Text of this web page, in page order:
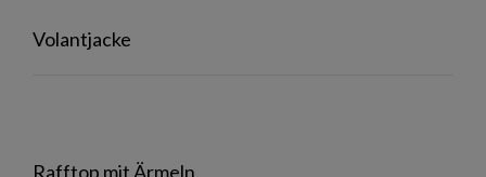
Volantjacke
Rafftop mit Ärmeln